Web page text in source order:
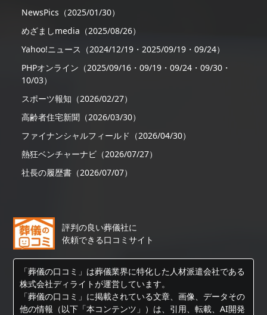
NewsPics（2025/01/30）
めざましmedia（2025/08/26）
Yahoo!ニュース（2024/12/19・2025/09/19・09/24）
PHPオンライン（2025/09/16・09/19・09/24・09/30・
10/03）
スポーツ報知（2026/02/27）
高齢者住宅新聞（2026/03/30）
ファイナンシャルフィールド（2026/04/30）
熱狂ベンチャーナビ（2026/07/27）
社長の履歴書（2026/07/07）
評判の良い葬儀社に
依頼できる口コミサイト
「葬儀の口コミ」は葬儀業界に特化した人材派遣会社である
株式会社ディライトが運営しています。
「葬儀の口コミ」に掲載されている文章、画像、データその
他の情報（以下「本コンテンツ」）は、引用、転載、AI開発